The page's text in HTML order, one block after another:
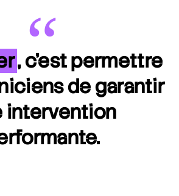
“
, c’est permettre
de garantir
intervention